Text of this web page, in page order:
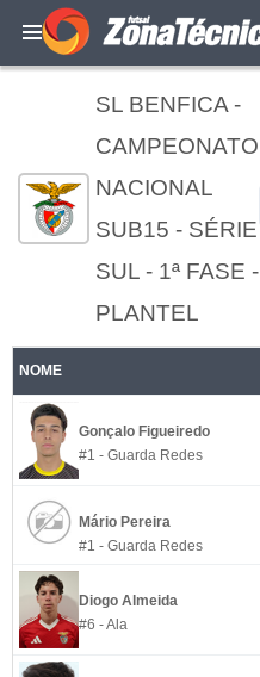
SL BENFICA -
CAMPEONATO
NACIONAL
SUB15 - SÉRIE
SUL - 1ª FASE -
PLANTEL
NOME
Gonçalo Figueiredo
#1 - Guarda Redes
Mário Pereira
#1 - Guarda Redes
Diogo Almeida
#6 - Ala